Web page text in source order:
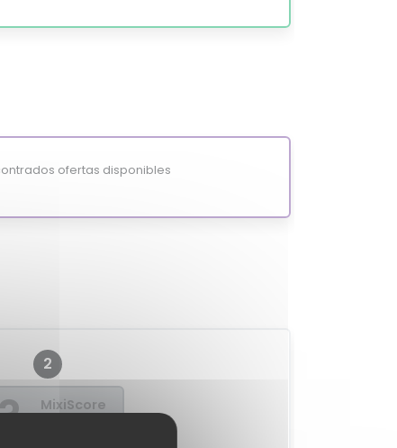
ofertas disponibles
2
MixiScore